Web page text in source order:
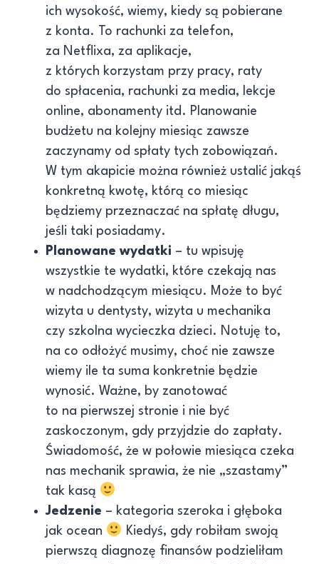
ich wysokość, wiemy, kiedy są pobierane
z konta. To rachunki za telefon,
za Netflixa, za aplikacje,
z których korzystam przy pracy, raty
do spłacenia, rachunki za media, lekcje
online, abonamenty itd. Planowanie
budżetu na kolejny miesiąc zawsze
zaczynamy od spłaty tych zobowiązań.
W tym akapicie można również ustalić jakąś
konkretną kwotę, którą co miesiąc
będziemy przeznaczać na spłatę długu,
jeśli taki posiadamy.
Planowane wydatki – tu wpisuję
wszystkie te wydatki, które czekają nas
w nadchodzącym miesiącu. Może to być
wizyta u dentysty, wizyta u mechanika
czy szkolna wycieczka dzieci. Notuję to,
na co odłożyć musimy, choć nie zawsze
wiemy ile ta suma konkretnie będzie
wynosić. Ważne, by zanotować
to na pierwszej stronie i nie być
zaskoczonym, gdy przyjdzie do zapłaty.
Świadomość, że w połowie miesiąca czeka
nas mechanik sprawia, że nie „szastamy”
tak kasą
Jedzenie – kategoria szeroka i głęboka
jak ocean
Kiedyś, gdy robiłam swoją
pierwszą diagnozę finansów podzieliłam